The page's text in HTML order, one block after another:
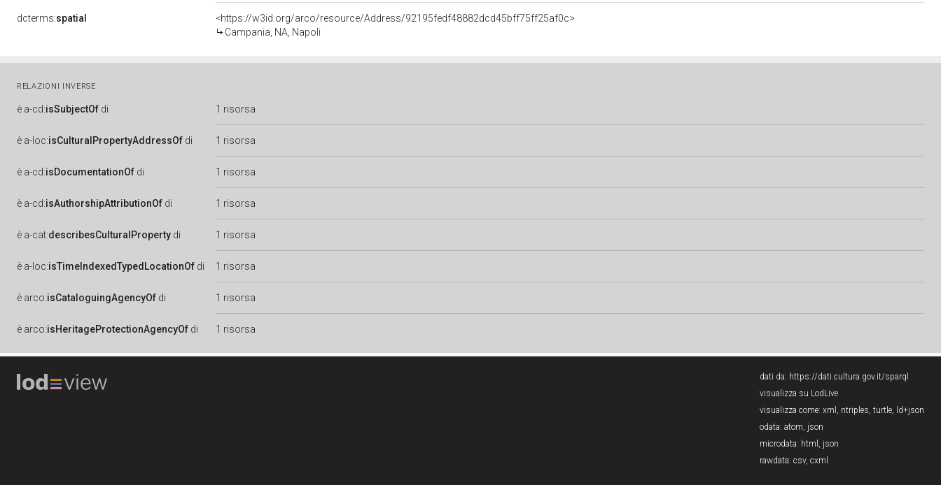
dcterms:spatial
<https://w3id.org/arco/resource/Address/92195fedf48882dcd45bff75ff25af0c>
Campania, NA, Napoli
RELAZIONI INVERSE
è a-cd:isSubjectOf di 1 risorsa
è a-loc:isCulturalPropertyAddressOf di 1 risorsa
è a-cd:isDocumentationOf di 1 risorsa
è a-cd:isAuthorshipAttributionOf di 1 risorsa
è a-cat:describesCulturalProperty di 1 risorsa
è a-loc:isTimeIndexedTypedLocationOf di 1 risorsa
è arco:isCataloguingAgencyOf di 1 risorsa
è arco:isHeritageProtectionAgencyOf di 1 risorsa
dati da: https://dati.cultura.gov.it/sparql
visualizza su LodLive
visualizza come: xml , ntriples, turtle, ld+json
odata: atom, json
microdata: html , json
rawdata: csv, cxml